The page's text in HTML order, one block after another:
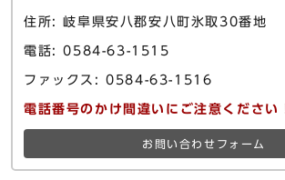
住所: 岐阜県安八郡安八町氷取30番地
電話: 0584-63-1515
ファックス: 0584-63-1516
電話番号のかけ間違いにご注意ください
お問い合わせフォーム